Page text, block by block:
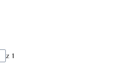
z 1